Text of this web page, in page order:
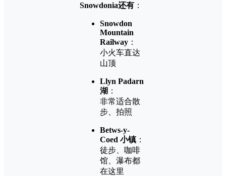
Snowdonia还有 ：
Snowdon
Mountain
Railway ：
小火车直达
山顶
Llyn Padarn
湖 ：
非常适合散
步、拍照
Betws-y-
Coed 小镇 ：
徒步、咖啡
馆、瀑布都
在这里